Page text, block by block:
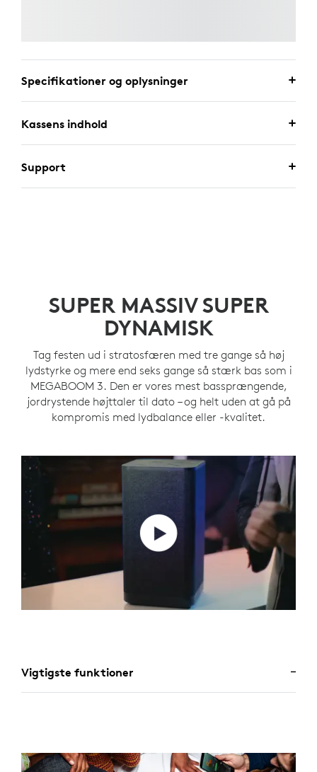
Specifikationer og oplysninger
Kassens indhold
Support
SUPER MASSIV SUPER
DYNAMISK
Tag festen ud i stratosfæren med tre gange så høj
lydstyrke og mere end seks gange så stærk bas som i
MEGABOOM 3. Den er vores mest bassprængende,
jordrystende højttaler til dato – og helt uden at gå på
kompromis med lydbalance eller -kvalitet.
Vigtigste funktioner